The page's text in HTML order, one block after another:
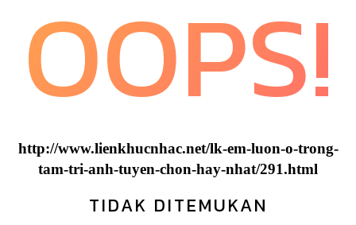
OOPS!
http://www.lienkhucnhac.net/lk-em-luon-o-trong-
tam-tri-anh-tuyen-chon-hay-nhat/291.html
TIDAK DITEMUKAN